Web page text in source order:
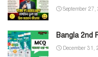
September 27,
Bangla 2nd
December 31,